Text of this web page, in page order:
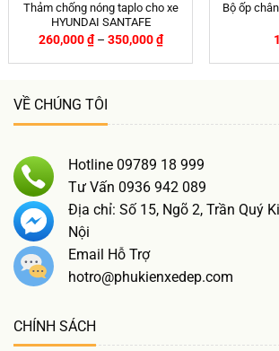
Thảm chống nóng taplo cho xe
HYUNDAI SANTAFE
260,000₫ – 350,000₫
Bộ ốp
VỀ CHÚNG TÔI
Hotline 09789 18 999
Tư Vấn 0936 942 089
Địa chỉ: Số 15, Ngõ 2, Trần Quý
Nội
Email Hỗ Trợ
hotro@phukienxedep.com
CHÍNH SÁCH